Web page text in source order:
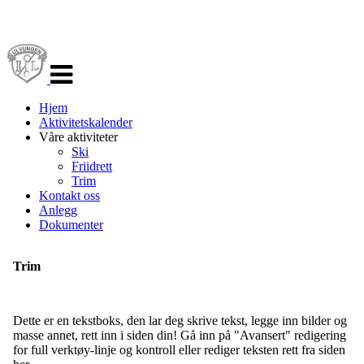
navigasjon
Hjem
Aktivitetskalender
Våre aktiviteter
Ski
Friidrett
Trim
Kontakt oss
Anlegg
Dokumenter
Trim
Dette er en tekstboks, den lar deg skrive tekst, legge inn bilder og
masse annet, rett inn i siden din! Gå inn på "Avansert" redigering
for full verktøy-linje og kontroll eller rediger teksten rett fra siden